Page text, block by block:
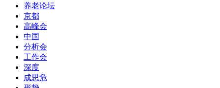
养老论坛
京都
高峰会
中国
分析会
工作会
深度
成思危